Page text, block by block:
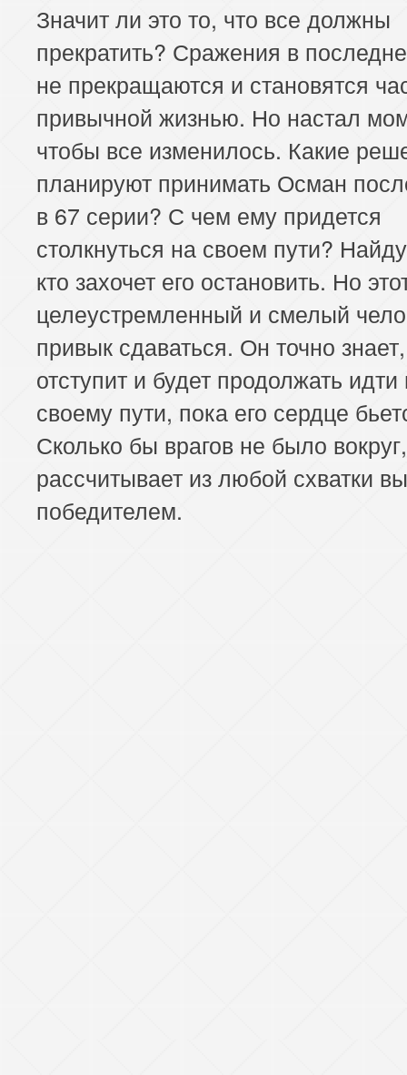
Значит ли это то, что все должны
прекратить? Сражения в
не прекращаются и становятся
привычной жизнью. Но настал
чтобы все изменилось. Какие
планируют принимать Осман
в 67 серии? С чем ему придется
столкнуться на своем пути?
кто захочет его остановить. Но
целеустремленный и смелый
привык сдаваться. Он точно
отступит и будет продолжать идти
своему пути, пока его сердце
Сколько бы врагов не было
рассчитывает из любой схватки
победителем.